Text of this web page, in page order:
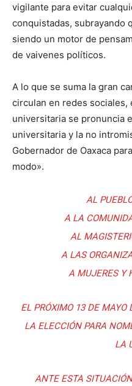
vigilante para evitar
conquistadas, subrayando
siendo un motor de
de vaivenes políticos.
A lo que se suma la gran
circulan en redes sociales,
universitaria se pronuncia
universitaria y la no
Gobernador de Oaxaca
modo».
AL
A LA
AL
A LAS
A MUJERES Y
EL PRÓXIMO 13 DE MAYO
LA ELECCIÓN PARA
LA
ANTE ESTA